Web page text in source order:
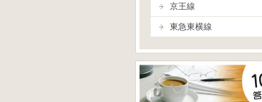
京王線
東急東横線